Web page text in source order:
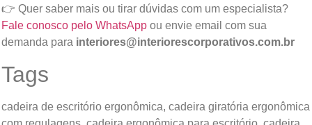
👉 Quer saber mais ou tirar dúvidas com um especialista?
Fale conosco pelo WhatsApp ou envie email com sua
demanda para interiores@interiorescorporativos.com.br
Tags
cadeira de escritório ergonômica, cadeira giratória ergonômica